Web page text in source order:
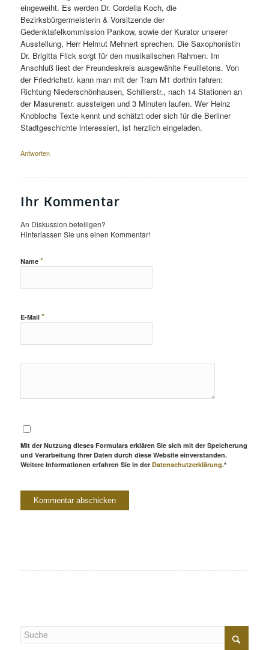
eingeweiht. Es werden Dr. Cordelia Koch, die
Bezirksbürgermeisterin & Vorsitzende der
Gedenktafelkommission Pankow, sowie der Kurator unserer
Ausstellung, Herr Helmut Mehnert sprechen. Die Saxophonistin
Dr. Brigitta Flick sorgt für den musikalischen Rahmen. Im
Anschluß liest der Freundeskreis ausgewählte Feuilletons. Von
der Friedrichstr. kann man mit der Tram M1 dorthin fahren:
Richtung Niederschönhausen, Schillerstr., nach 14 Stationen an
der Masurenstr. aussteigen und 3 Minuten laufen. Wer Heinz
Knoblochs Texte kennt und schätzt oder sich für die Berliner
Stadtgeschichte interessiert, ist herzlich eingeladen.
Antworten
Ihr Kommentar
An Diskussion beteiligen?
Hinterlassen Sie uns einen Kommentar!
Name *
E-Mail *
Mit der Nutzung dieses Formulars erklären Sie sich mit der Speicherung
und Verarbeitung Ihrer Daten durch diese Website einverstanden.
Weitere Informationen erfahren Sie in der Datenschutzerklärung.*